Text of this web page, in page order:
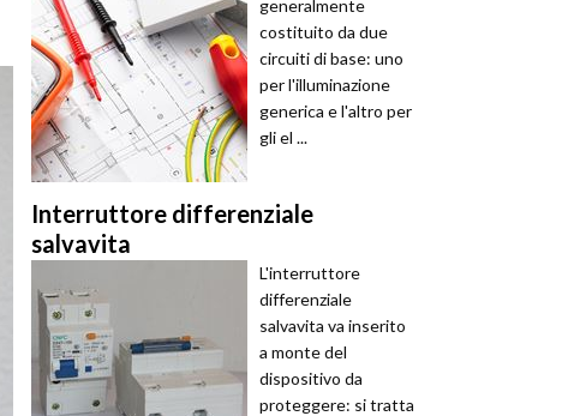
generalmente
costituito da due
circuiti di base: uno
per l'illuminazione
generica e l'altro per
gli el ...
Interruttore differenziale
salvavita
L'interruttore
differenziale
salvavita va inserito
a monte del
dispositivo da
proteggere: si tratta